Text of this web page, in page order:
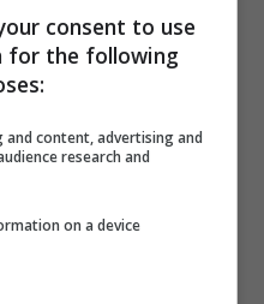
pubblico per il Ministero
pubblici:
consent to use
for the following
and content, advertising and
research and
on a device